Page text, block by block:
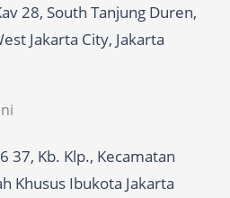
28, South Tanjung Duren,
Jakarta City, Jakarta
37, Kb. Klp., Kecamatan
Khusus Ibukota Jakarta